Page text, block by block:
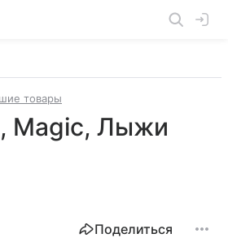
товары
Magic, Лыжи
Поделиться